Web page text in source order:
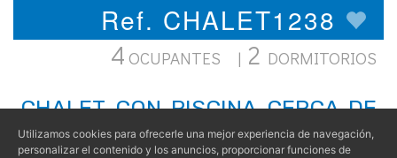
Ref. CHALET1238
4 OCUPANTES | 2 DORMITORIOS
CHALET CON PISCINA CERCA DE
LA BARROSA
Utilizamos cookies para ofrecerle una mejor experiencia de navegación,
personalizar el contenido y los anuncios, proporcionar funciones de